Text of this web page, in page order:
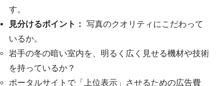
す。
見分けるポイント： 写真のクオリティにこだわって
いるか。
岩手の冬の暗い室内を、明るく広く見せる機材や技術
を持っているか？
ポータルサイトで「上位表示」させるための広告費